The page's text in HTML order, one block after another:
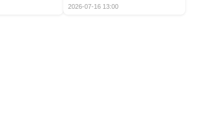
2026-07-16 13:00